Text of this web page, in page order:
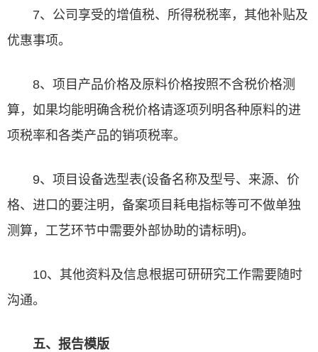
7、公司享受的增值税、所得税税率，其他补贴及
优惠事项。
8、项目产品价格及原料价格按照不含税价格测
算，如果均能明确含税价格请逐项列明各种原料的进
项税率和各类产品的销项税率。
9、项目设备选型表(设备名称及型号、来源、价
格、进口的要注明，备案项目耗电指标等可不做单独
测算，工艺环节中需要外部协助的请标明)。
10、其他资料及信息根据可研研究工作需要随时
沟通。
五、报告模版